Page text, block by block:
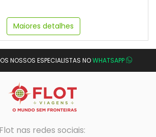
Maiores detalhes
NOSSOS ESPECIALISTAS NOWHATSAPP
Flot nas redes sociais: